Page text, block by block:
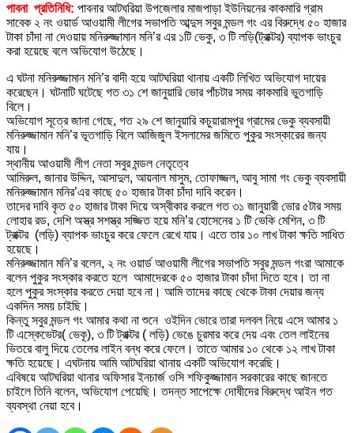
পাবনা প্রতিনিধি: পাবনার আটঘরিয়া উপজেলার মাজপাড়া ইউনিয়নের কাকমারি গ্রাম
সাবেক ২ নং ওয়ার্ড আওয়ামী লীগের সভাপতি আব্দুস সবুর মন্ডল গং এর বিরুদ্ধে ৫০ হাজার
টাকা চাঁদা না দেওয়ায় মনিরুজ্জামান মনি’র এর ১টি ভেকু, ৩ টি লড়ি(ট্রাক্টর) ব্যাপক ভাংচুর
করা হয়েছে বলে অভিযোগ উঠেছে।
এ ঘটনা মনিরুজ্জামান মনি’র বাদী হয়ে আটঘরিয়া থানায় একটি লিখিত অভিযোগ দায়ের
করেছেন। ঘটনাটি ঘটেছে গত ৩১ শে জানুয়ারি ভোর পাঁচটার সময় কাকমারি ভুতগাড়ি
বিলে।
অভিযোগ সূত্রে জানা গেছে, গত ২৯ শে জানুয়ারি কচুয়ারামপুর গ্রামের ভেকু ব্যবসায়ী
মনিরুজ্জামান মনি’র ভূতগাড়ি বিলে আজিজুল ইসলামের জমিতে পুকুর সংস্কারের জন্য
যায়।
স্থানীয় আওয়ামী লীগ নেতা সবুর মন্ডল নেতৃত্বে
আমিরুল, জানার উদ্দিন, আসাদুল, আয়নাল মাসুম, তোফাজ্জল, আবু সামা গং ভেকু ব্যবসায়ী
মনিরুজ্জামান মনির’এর কাছে ৫০ হাজার টাকা চাঁদা দাবি করেন।
তাদের দাবি কৃত ৫০ হাজার টাকা দিয়ে অস্বীকার করলে গত ৩১ জানুয়ারী ভোর ৫টার সময়
লোহার রড, দেশি অস্ত্র সশস্ত্র সজ্জিত হয়ে মনি’র হোসেনের ১ টি ভেকি মেশিন, ৩ টি
ট্রাক্টর (লড়ি) ব্যাপক ভাংচুর করে ফেলে রেখে যায়। এতে তার ১০ লাখ টাকা ক্ষতি সাধিত
হয়েছে।
মনিরুজ্জামান মনি’র বলেন, ২ নং ওয়ার্ড আওয়ামী লীগের সভাপতি সবুর মন্ডল গংরা আমাকে
বলেন পুকুর সংস্কার করতে হলে আমাদেরকে ৫০ হাজার টাকা চাঁদা দিতে হবে। তা না
হলে পুকুর সংস্কার করতে দেয়া হবে না। আমি তাদের কাছে থেকে টাকা দেয়ার জন্য
একদিন সময় চাইছি।
কিন্তু সবুর মন্ডল গং আমার কথা না শুনে ওইদিন ভোরে তারা দলবল নিয়ে এসে আমার ১
টি এস্কেভেটর( ভেকূ), ৩ টি ট্রাক্টর ( লড়ি) ভেঙে চুরমার করে দেয় এবং তেল লাইনের
ভিতরে বালু দিয়ে তেলের লাইন বন্ধ করে ফেলে। তাতে আমার ১০ থেকে ১২ লাখ টাকা
ক্ষতি হয়েছে। এঘটনায় আমি আটঘরিয়া থানায় একটি অভিযোগ করেছি।
এবিষয়ে আটঘরিয়া থানার অফিসার ইনচার্জ ওসি শফিকুজ্জামান সরকারের কাছে জানতে
চাইলে তিনি বলেন, অভিযোগ পেয়েছি। তদন্ত সাপেক্ষে দোষীদের বিরুদ্ধে আইন গত
ব্যবস্থা নেয়া হবে।